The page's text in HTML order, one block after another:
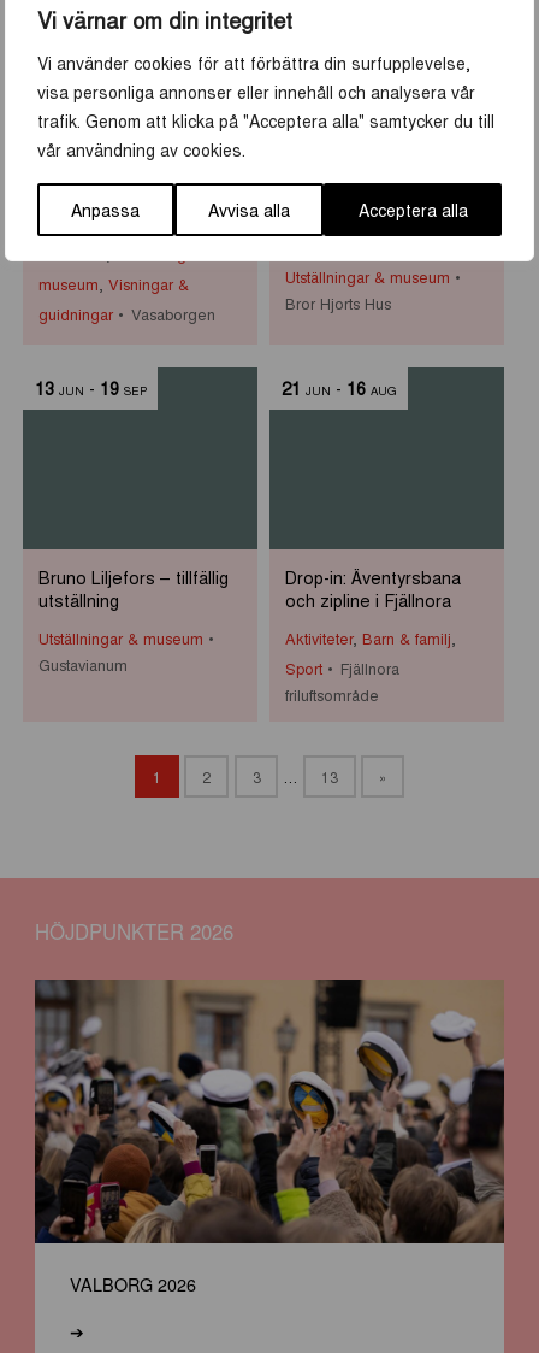
Vi värnar om din integritet
Vi använder cookies för att förbättra din surfupplevelse,
visa personliga annonser eller innehåll och analysera vår
trafik. Genom att klicka på "Acceptera alla" samtycker du till
vår användning av cookies.
Anpassa Avvisa alla Acceptera alla
Historiska visningar i
Vasaborgen
museum, Visningar &
guidningar
Vasaborgen
Primus Mortimer
Pettersson på Bror
Hjorts Hus
Utställningar & museum
Bror Hjorts Hus
13 JUN - 19 SEP
Bruno Liljefors – tillfällig
utställning
Utställningar & museum
Gustavianum
21 JUN - 16 AUG
Drop-in: Äventyrsbana
och zipline i Fjällnora
Aktiviteter, Barn & familj
Sport
Fjällnora
friluftsområde
1 2 3 13 »
HÖJDPUNKTER 2026
VALBORG 2026
➔